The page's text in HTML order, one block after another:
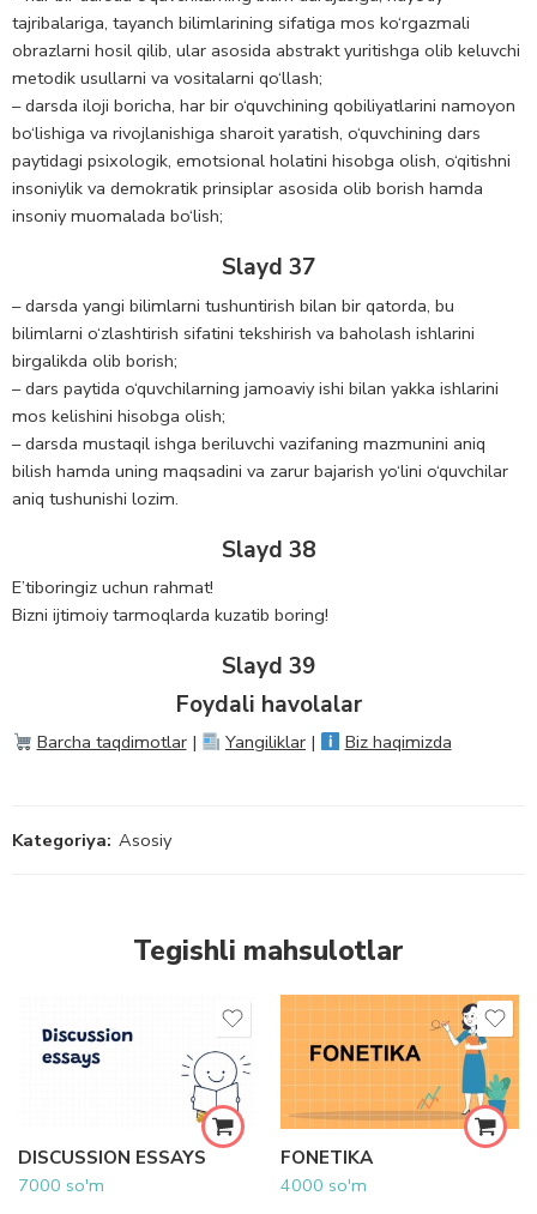
tajribalariga, tayanch bilimlarining sifatiga mos ko‘rgazmali
obrazlarni hosil qilib, ular asosida abstrakt yuritishga olib keluvchi
metodik usullarni va vositalarni qo‘llash;
– darsda iloji boricha, har bir o‘quvchining qobiliyatlarini namoyon
bo‘lishiga va rivojlanishiga sharoit yaratish, o‘quvchining dars
paytidagi psixologik, emotsional holatini hisobga olish, o‘qitishni
insoniylik va demokratik prinsiplar asosida olib borish hamda
insoniy muomalada bo‘lish;
Slayd 37
– darsda yangi bilimlarni tushuntirish bilan bir qatorda, bu
bilimlarni o‘zlashtirish sifatini tekshirish va baholash ishlarini
birgalikda olib borish;
– dars paytida o‘quvchilarning jamoaviy ishi bilan yakka ishlarini
mos kelishini hisobga olish;
– darsda mustaqil ishga beriluvchi vazifaning mazmunini aniq
bilish hamda uning maqsadini va zarur bajarish yo‘lini o‘quvchilar
aniq tushunishi lozim.
Slayd 38
E’tiboringiz uchun rahmat!
Bizni ijtimoiy tarmoqlarda kuzatib boring!
Slayd 39
Foydali havolalar
Barcha taqdimotlar| Yangiliklar | Biz haqimizda
Kategoriya: Asosiy
Tegishli mahsulotlar
DISCUSSION ESSAYS
7000 so'm
FONETIKA
4000 so'm